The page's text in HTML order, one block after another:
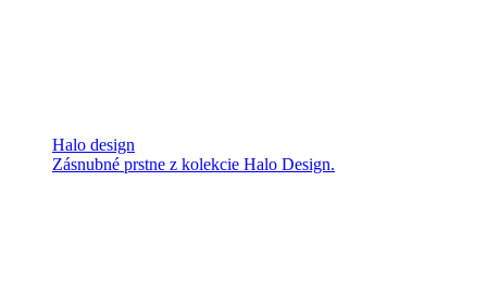
Halo design
Zásnubné prstne z kolekcie Halo Design.